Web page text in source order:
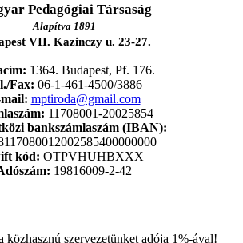
Pedagógiai Társaság
Alapítva 1891
VII. Kazinczy u. 23-27.
1364. Budapest, Pf. 176.
Fax: 06-1-461-4500/3886
mptiroda@gmail.com
11708001-20025854
bankszámlaszám (IBAN):
kód: OTPVHUHBXXX
19816009-2-42
közhasznú szervezetünket adója 1%-ával!